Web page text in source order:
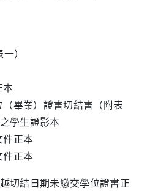
）
本
畢業）證書切結書（附表
學生證影本
件正本
件正本
切結日期未繳交學位證書正